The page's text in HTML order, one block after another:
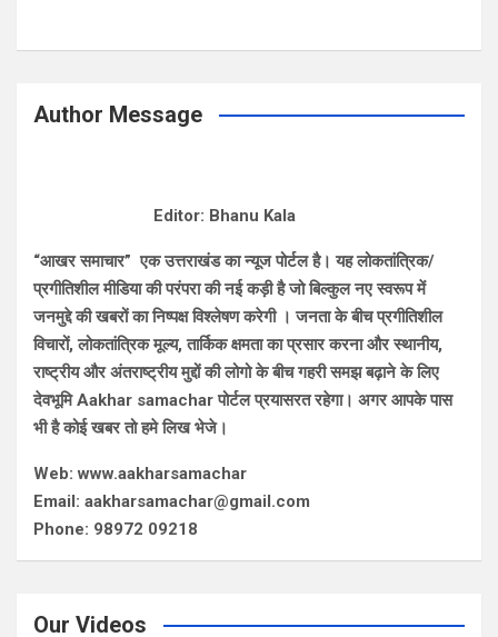
Author Message
Editor: Bhanu Kala
“आखर समाचार” एक उत्तराखंड का न्यूज पोर्टल है। यह लोकतांत्रिक/
प्रगीतिशील मीडिया की परंपरा की नई कड़ी है जो बिल्कुल नए स्वरूप में
जनमुद्दे की खबरों का निष्पक्ष विश्लेषण करेगी । जनता के बीच प्रगीतिशील
विचारों, लोकतांत्रिक मूल्य, तार्किक क्षमता का प्रसार करना और स्थानीय,
राष्ट्रीय और अंतराष्ट्रीय मुद्दों की लोगो के बीच गहरी समझ बढ़ाने के लिए
देवभूमि Aakhar samachar पोर्टल प्रयासरत रहेगा। अगर आपके पास
भी है कोई खबर तो हमे लिख भेजे।
Web: www.aakharsamachar
Email: aakharsamachar@gmail.com
Phone: 98972 09218
Our Videos